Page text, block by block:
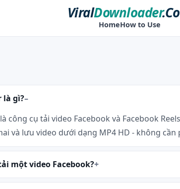
ViralDownloader
HomeHow to Use
là gì?
công cụ tải video Facebook và Facebook
và lưu video dưới dạng MP4 HD - không
một video Facebook?